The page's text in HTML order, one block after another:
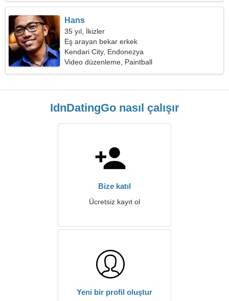
Hans
35 yıl, İkizler
Eş arayan bekar erkek
Kendari City, Endonezya
Video düzenleme, Paintball
IdnDatingGo nasıl çalışır
Bize katıl
Ücretsiz kayıt ol
Yeni bir profil oluştur